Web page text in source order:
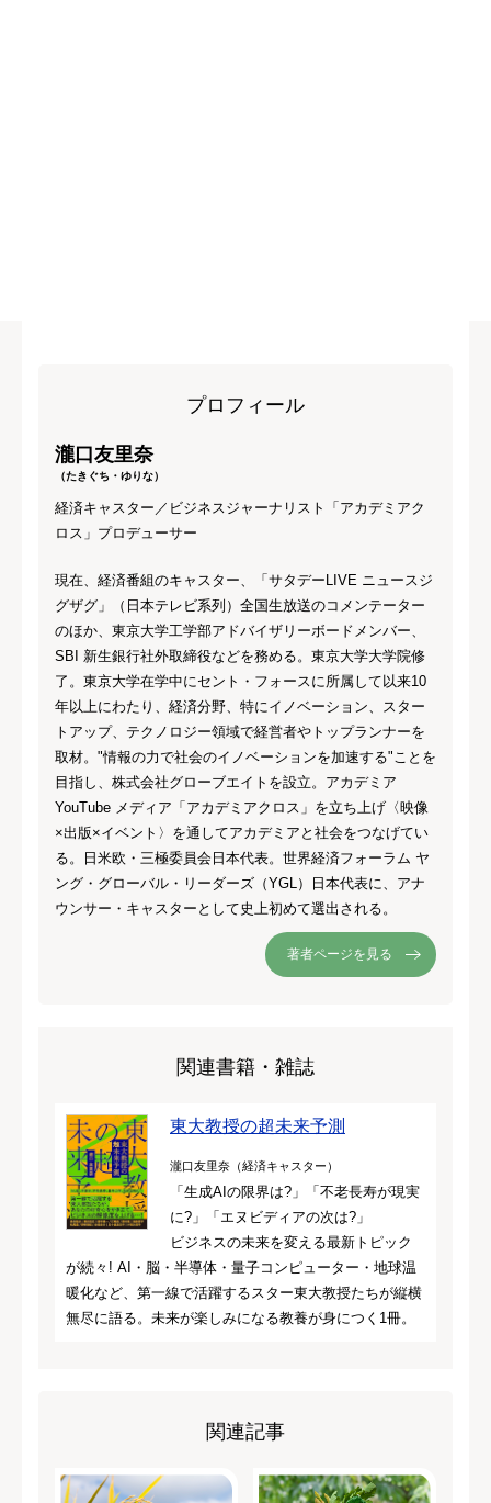
プロフィール
瀧口友里奈
（たきぐち・ゆりな）
経済キャスター／ビジネスジャーナリスト「アカデミアク
ロス」プロデューサー
現在、経済番組のキャスター、「サタデーLIVE ニュースジ
グザグ」（日本テレビ系列）全国生放送のコメンテーター
のほか、東京大学工学部アドバイザリーボードメンバー、
SBI 新生銀行社外取締役などを務める。東京大学大学院修
了。東京大学在学中にセント・フォースに所属して以来10
年以上にわたり、経済分野、特にイノベーション、スター
トアップ、テクノロジー領域で経営者やトップランナーを
取材。"情報の力で社会のイノベーションを加速する"ことを
目指し、株式会社グローブエイトを設立。アカデミア
YouTube メディア「アカデミアクロス」を立ち上げ〈映像
×出版×イベント〉を通してアカデミアと社会をつなげてい
る。日米欧・三極委員会日本代表。世界経済フォーラム ヤ
ング・グローバル・リーダーズ（YGL）日本代表に、アナ
ウンサー・キャスターとして史上初めて選出される。
著者ページを見る
関連書籍・雑誌
東大教授の超未来予測
瀧口友里奈（経済キャスター）
「生成AIの限界は?」「不老長寿が現実
に?」「エヌビディアの次は?」
ビジネスの未来を変える最新トピック
が続々! AI・脳・半導体・量子コンピューター・地球温
暖化など、第一線で活躍するスター東大教授たちが縦横
無尽に語る。未来が楽しみになる教養が身につく1冊。
関連記事